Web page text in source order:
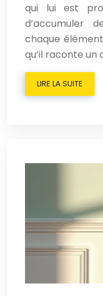
qui lui est
d’accumuler
chaque
qu’il raconte un
LIRE LA SUITE